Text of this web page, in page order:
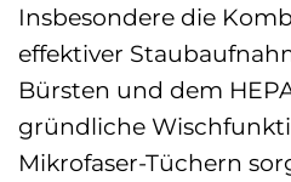
Insbesondere die
effektiver
Bürsten und dem
gründliche
Mikrofaser-Tüchern